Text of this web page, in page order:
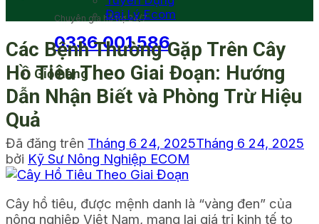
Chuyên gia hỗ trợ 24/7
0336 001 586
Giỏ hàng
Đại Lý Ecom
Các Bệnh Thường Gặp Trên Cây
Hồ Tiêu Theo Giai Đoạn: Hướng
Dẫn Nhận Biết và Phòng Trừ Hiệu
Quả
Đã đăng trên Tháng 6 24, 2025Tháng 6 24, 2025
bởi Kỹ Sư Nông Nghiệp ECOM
Cây hồ tiêu, được mệnh danh là “vàng đen” của
nông nghiệp Việt Nam, mang lại giá trị kinh tế to